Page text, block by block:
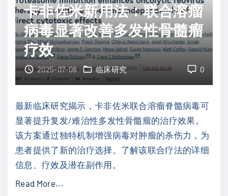
体
与
癌
症
疫
苗
策
略
"
瘤
新
希
望
：
溶
病
毒
R
P
1
联
卡非佐米新用法：联合溶瘤
病毒显著改善多发性骨髓瘤
疗效
0
2025-07-08 临床研究
最新临床研究揭示，卡非佐米联合溶瘤脊髓病毒可
显著提升复发/难治性多发性骨髓瘤的治疗效果。
该方案通过独特机制增强病毒对肿瘤的杀伤力，为
患者提供了新的治疗选择。了解该联合疗法的详细
信息、疗效及潜在副作用。
Read More..."